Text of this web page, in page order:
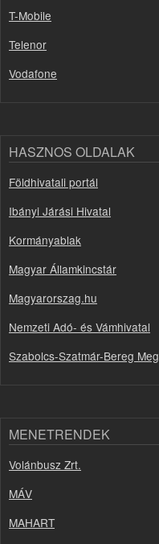
T-Mobile
Telenor
Vodafone
HASZNOS OLDALAK
Földhivatali portál
Ibányi Járási Hivatal
Kormányablak
Magyar Államkincstár
Magyarorszag.hu
Nemzeti Adó- és Vámhivatal
Szabolcs-Szatmár-Bereg
MENETRENDEK
Volánbusz Zrt.
MÁV
MAHART